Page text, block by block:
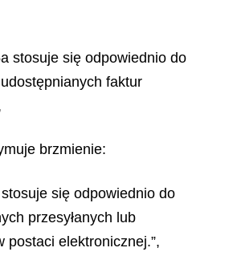
stosuje się odpowiednio do
faktur
brzmienie:
się odpowiednio do
przesyłanych lub
postaci elektronicznej.”,